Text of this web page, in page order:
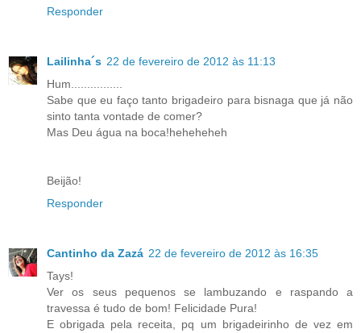
Responder
Lailinha´s 22 de fevereiro de 2012 às 11:13
Hum................
Sabe que eu faço tanto brigadeiro para bisnaga que já não
sinto tanta vontade de comer?
Mas Deu água na boca!heheheheh
Beijão!
Responder
Cantinho da Zazá 22 de fevereiro de 2012 às 16:35
Tays!
Ver os seus pequenos se lambuzando e raspando a
travessa é tudo de bom! Felicidade Pura!
E obrigada pela receita, pq um brigadeirinho de vez em